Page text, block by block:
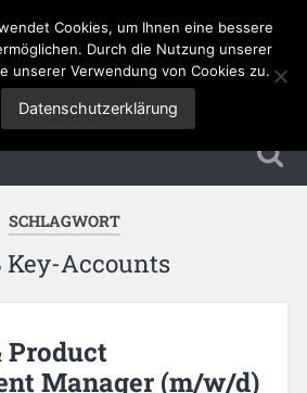
Jobs
SCHLAGWORT
Key-Accounts
Product
Manager (m/w/d)
Cookies, um Ihnen eine bessere
Durch die Nutzung unserer
unserer Verwendung von Cookies zu.
Datenschutzerklärung